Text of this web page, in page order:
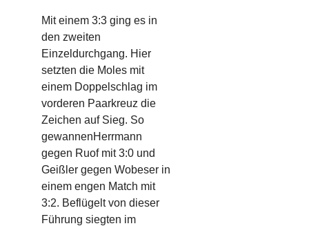
Mit einem 3:3ging es in
den zweiten
Einzeldurchgang. Hier
setzten dieMoles mit
einem Doppelschlag im
vorderen Paarkreuz die
Zeichen auf Sieg. So
gewannenHerrmann
gegen Ruofmit 3:0 und
Geißler gegen Wobeser in
einem engen Match mit
3:2. Beflügelt von dieser
Führung siegten im